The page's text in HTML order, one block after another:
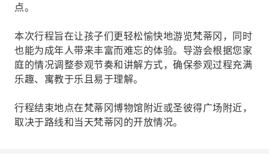
点。
本次行程旨在让孩子们更轻松愉快地游览梵蒂冈，同时
也能为成年人带来丰富而难忘的体验。导游会根据您家
庭的情况调整参观节奏和讲解方式，确保参观过程充满
乐趣、寓教于乐且易于理解。
行程结束地点在梵蒂冈博物馆附近或圣彼得广场附近，
取决于路线和当天梵蒂冈的开放情况。